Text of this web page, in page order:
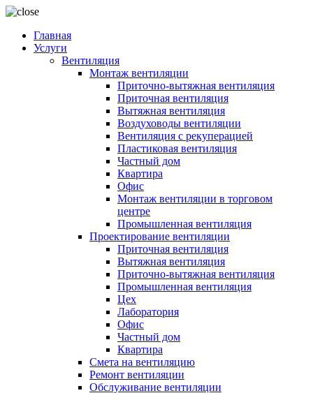
Главная
Услуги
Вентиляция
Монтаж вентиляции
Приточно-вытяжная вентиляция
Приточная вентиляция
Вытяжная вентиляция
Воздуховоды вентиляции
Вентиляция с рекуперацией
Пластиковая вентиляция
Частный дом
Квартира
Офис
Монтаж вентиляции в торговом
центре
Промышленная вентиляция
Проектирование вентиляции
Приточная вентиляция
Вытяжная вентиляция
Приточно-вытяжная вентиляция
Промышленная вентиляция
Цех
Лаборатория
Офис
Частный дом
Квартира
Смета на вентиляцию
Ремонт вентиляции
Обслуживание вентиляции